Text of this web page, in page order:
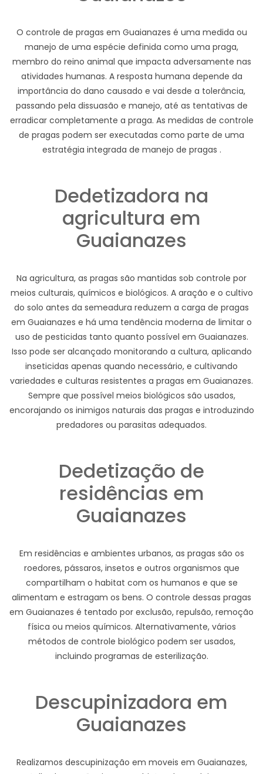
O controle de pragas em Guaianazes é uma medida ou
manejo de uma espécie definida como uma praga,
membro do reino animal que impacta adversamente nas
atividades humanas. A resposta humana depende da
importância do dano causado e vai desde a tolerância,
passando pela dissuasão e manejo, até as tentativas de
erradicar completamente a praga. As medidas de controle
de pragas podem ser executadas como parte de uma
estratégia integrada de manejo de pragas .
Dedetizadora na
agricultura em
Guaianazes
Na agricultura, as pragas são mantidas sob controle por
meios culturais, químicos e biológicos. A aração e o cultivo
do solo antes da semeadura reduzem a carga de pragas
em Guaianazes e há uma tendência moderna de limitar o
uso de pesticidas tanto quanto possível em Guaianazes.
Isso pode ser alcançado monitorando a cultura, aplicando
inseticidas apenas quando necessário, e cultivando
variedades e culturas resistentes a pragas em Guaianazes.
Sempre que possível meios biológicos são usados,
encorajando os inimigos naturais das pragas e introduzindo
predadores ou parasitas adequados.
Dedetização de
residências em
Guaianazes
Em residências e ambientes urbanos, as pragas são os
roedores, pássaros, insetos e outros organismos que
compartilham o habitat com os humanos e que se
alimentam e estragam os bens. O controle dessas pragas
em Guaianazes é tentado por exclusão, repulsão, remoção
física ou meios químicos. Alternativamente, vários
métodos de controle biológico podem ser usados,
incluindo programas de esterilização.
Descupinizadora em
Guaianazes
Realizamos descupinização em moveis em Guaianazes,